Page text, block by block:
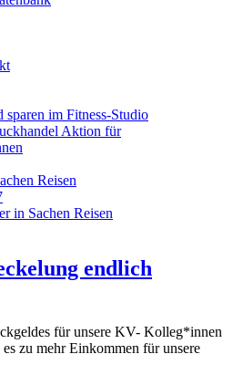
sparen im Fitness-Studio
Aktion für
Reisen
in Sachen Reisen
endlich
für unsere KV- Kolleg*innen
zu mehr Einkommen für unsere